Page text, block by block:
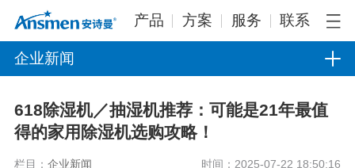
产品 方案 服务 联系
企业新闻
618除湿机／抽湿机推荐：可能是21年最值
得的家用除湿机选购攻略！
栏目： 企业新闻 时间：2025-07-22 18:50:16